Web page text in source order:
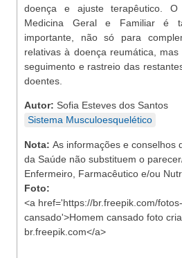
doença e ajuste terapêutico.
Medicina Geral e Familiar é
importante, não só para
relativas à doença reumática,
seguimento e rastreio das
doentes.
Autor: Sofia Esteves dos Santos
Sistema Musculoesquelético
Nota: As informações e conselhos
da Saúde não substituem o
Enfermeiro, Farmacêutico e/ou
Foto:
<a href='https://br.freepik.com/
cansado'>Homem cansado foto
br.freepik.com</a>